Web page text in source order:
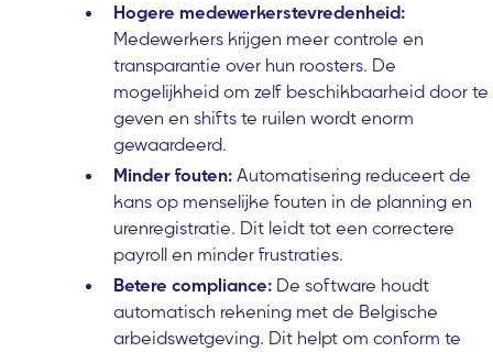
Hogere medewerkerstevredenheid:
Medewerkers krijgen meer controle en
transparantie over hun roosters. De
mogelijkheid om zelf beschikbaarheid door te
geven en shifts te ruilen wordt enorm
gewaardeerd.
Minder fouten: Automatisering reduceert de
kans op menselijke fouten in de planning en
urenregistratie. Dit leidt tot een correctere
payroll en minder frustraties.
Betere compliance: De software houdt
automatisch rekening met de Belgische
arbeidswetgeving. Dit helpt om conform te